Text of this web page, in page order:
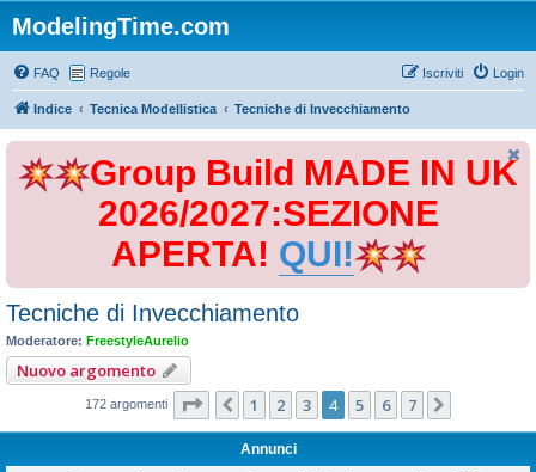
ModelingTime.com
FAQ Regole Login
Iscriviti
Indice Tecnica Modellistica Tecniche di Invecchiamento
Group Build MADE IN UK
2026/2027:SEZIONE
APERTA! QUI!
Tecniche di Invecchiamento
Moderatore: FreestyleAurelio
Nuovo argomento
172 argomenti Pagina di
Precedente
1 2 3 4 5 6 7
Annunci